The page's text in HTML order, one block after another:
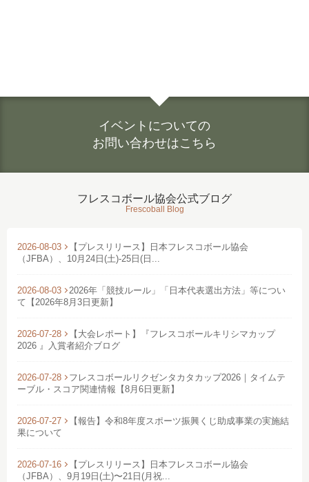
イベントについての
お問い合わせはこちら
フレスコボール協会公式ブログ
Frescoball Blog
2026-08-03
【プレスリリース】日本フレスコボール協会
（JFBA）、10月24日(土)-25日(日...
2026-08-03
2026年「競技ルール」「日本代表選出方法」等につい
て【2026年8月3日更新】
2026-07-28
【大会レポート】『フレスコボールキリシマカップ
2026 』入賞者紹介ブログ
2026-07-28
フレスコボールリクゼンタカタカップ2026｜タイムテ
ーブル・スコア関連情報【8月6日更新】
2026-07-27
【報告】令和8年度スポーツ振興くじ助成事業の実施結
果について
2026-07-16
【プレスリリース】日本フレスコボール協会
（JFBA）、9月19日(土)〜21日(月祝...